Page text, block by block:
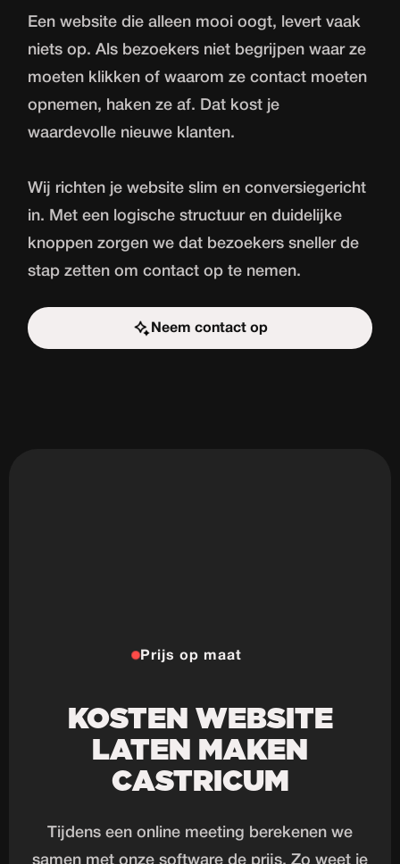
Een website die alleen mooi oogt, levert vaak
niets op. Als bezoekers niet begrijpen waar ze
moeten klikken of waarom ze contact moeten
opnemen, haken ze af. Dat kost je
waardevolle nieuwe klanten.
Wij richten je website slim en conversiegericht
in. Met een logische structuur en duidelijke
knoppen zorgen we dat bezoekers sneller de
stap zetten om contact op te nemen.
Neem contact op
Start de uitdaging
Prijs op maat
KOSTEN WEBSITE
LATEN MAKEN
CASTRICUM
Tijdens een online meeting berekenen we
samen met onze software de prijs. Zo weet je